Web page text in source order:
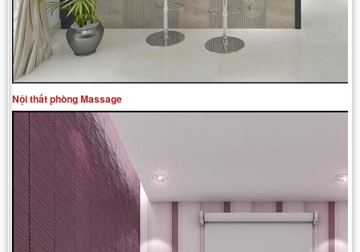
Nội thất phòng Massage